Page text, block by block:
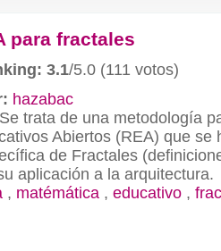
para fractales
3.1/5.0 (111 votos)
hazabac
Se trata de una metodología
Abiertos (REA) que se
de Fractales
aplicación a la arquitectura.
, matémática , educativo ,